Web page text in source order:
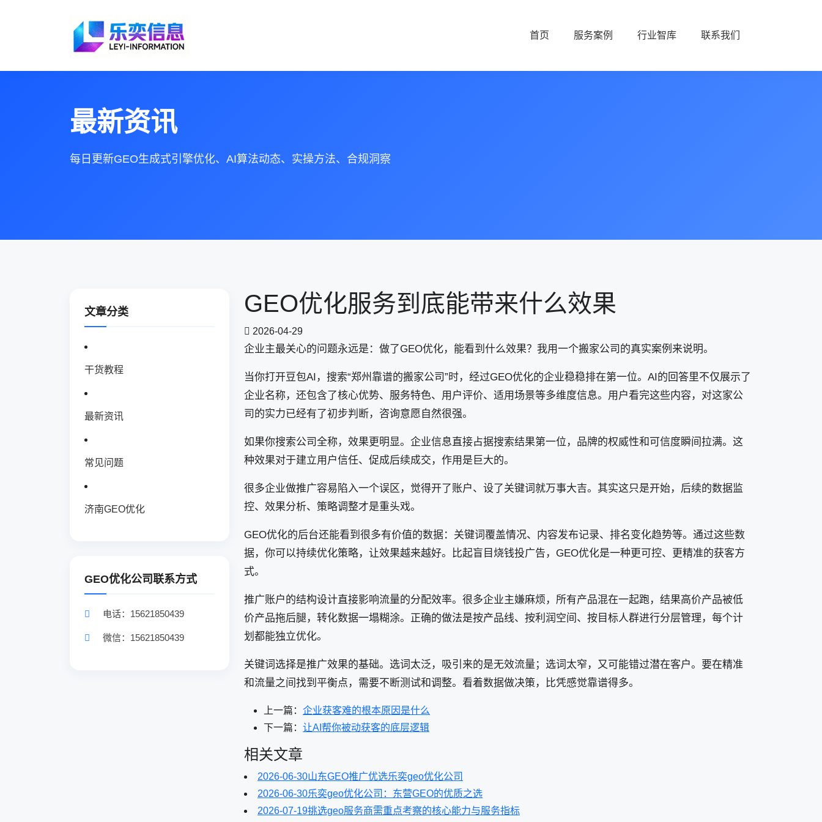
首页 服务案例 行业智库 联系我们
最新资讯
每日更新GEO生成式引擎优化、AI算法动态、实操方法、合规洞察
文章分类
干货教程
最新资讯
常见问题
济南GEO优化
GEO优化公司联系方式
电话：15621850439
微信：15621850439
GEO优化服务到底能带来什么效果
2026-04-29
企业主最关心的问题永远是：做了GEO优化，能看到什么效果？我用一个搬家公司的真实案例来说明。
当你打开豆包AI，搜索“郑州靠谱的搬家公司”时，经过GEO优化的企业稳稳排在第一位。AI的回答里不仅展示了
企业名称，还包含了核心优势、服务特色、用户评价、适用场景等多维度信息。用户看完这些内容，对这家公
司的实力已经有了初步判断，咨询意愿自然很强。
如果你搜索公司全称，效果更明显。企业信息直接占据搜索结果第一位，品牌的权威性和可信度瞬间拉满。这
种效果对于建立用户信任、促成后续成交，作用是巨大的。
很多企业做推广容易陷入一个误区，觉得开了账户、设了关键词就万事大吉。其实这只是开始，后续的数据监
控、效果分析、策略调整才是重头戏。
GEO优化的后台还能看到很多有价值的数据：关键词覆盖情况、内容发布记录、排名变化趋势等。通过这些数
据，你可以持续优化策略，让效果越来越好。比起盲目烧钱投广告，GEO优化是一种更可控、更精准的获客方
式。
推广账户的结构设计直接影响流量的分配效率。很多企业主嫌麻烦，所有产品混在一起跑，结果高价产品被低
价产品拖后腿，转化数据一塌糊涂。正确的做法是按产品线、按利润空间、按目标人群进行分层管理，每个计
划都能独立优化。
关键词选择是推广效果的基础。选词太泛，吸引来的是无效流量；选词太窄，又可能错过潜在客户。要在精准
和流量之间找到平衡点，需要不断测试和调整。看着数据做决策，比凭感觉靠谱得多。
上一篇： 企业获客难的根本原因是什么
下一篇： 让AI帮你被动获客的底层逻辑
相关文章
2026-06-30山东GEO推广优选乐奕geo优化公司
2026-06-30乐奕geo优化公司：东营GEO的优质之选
2026-07-19挑选geo服务商需重点考察的核心能力与服务指标